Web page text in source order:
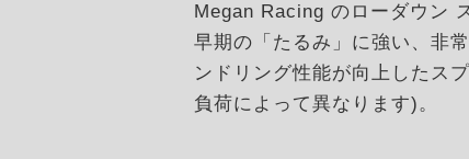
Megan Racing のローダウン
早期の「たるみ」に強い、非
ンドリング性能が向上したス
負荷によって異なります)。